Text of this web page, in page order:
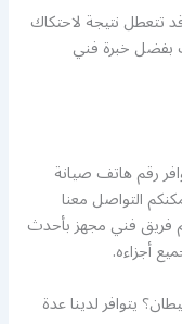
تتعطل نتيجة لاحتكاك
بفضل خبرة فني
رقم هاتف صيانة
التواصل معنا
فريق فني مجهز بأحدث
أجزاءه.
يتوافر لدينا عدة